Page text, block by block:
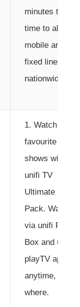
minutes talk
time to all
mobile and
fixed lines
nationwide.
Watch your
favourite
shows with
unifi TV
Ultimate
Pack. Watch
via unifi Plus
Box and unifi
playTV app
anytime, any
where.